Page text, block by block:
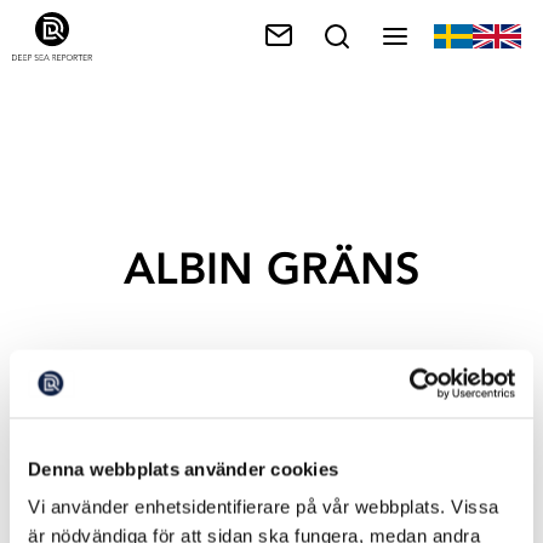
Denna webbplats använder cookies
Vi använder enhetsidentifierare på vår webbplats. Vissa
är nödvändiga för att sidan ska fungera, medan andra
ALBIN GRÄNS